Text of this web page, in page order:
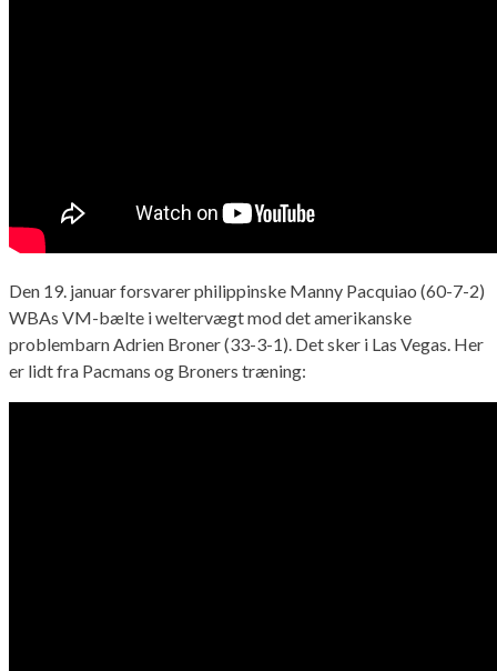
Den 19. januar forsvarer philippinske Manny Pacquiao (60-7-2)
WBAs VM-bælte i weltervægt mod det amerikanske
problembarn Adrien Broner (33-3-1). Det sker i Las Vegas. Her
er lidt fra Pacmans og Broners træning: